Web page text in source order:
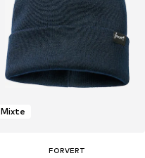
Mixte
FORVERT